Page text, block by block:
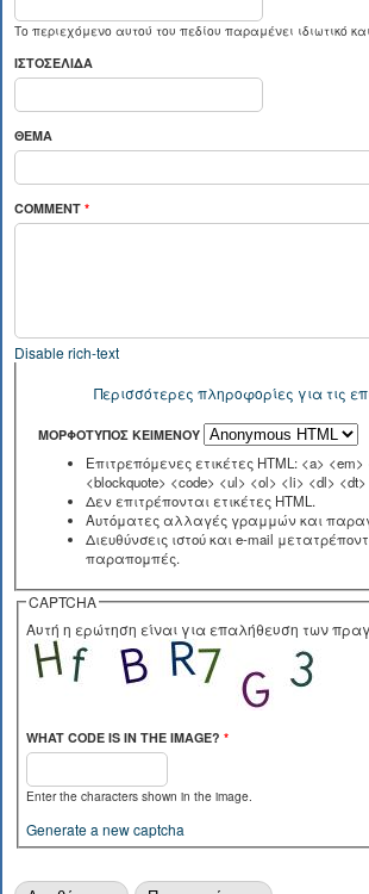
Το περιεχόμενο αυτού του πεδίου παραμένει ιδιωτικό
ΙΣΤΟΣΕΛΊΔΑ
ΘΈΜΑ
COMMENT *
Disable rich-text
Περισσότερες πληροφορίες για τις
ΜΟΡΦΌΤΥΠΟΣ ΚΕΙΜΈΝΟΥ
Επιτρεπόμενες ετικέτες HTML: <a> <em>
<blockquote> <code> <ul> <ol> <li> <dl> <dt>
Δεν επιτρέπονται ετικέτες HTML.
Αυτόματες αλλαγές γραμμών και
Διευθύνσεις ιστού και e-mail
παραπομπές.
CAPTCHA
Αυτή η ερώτηση είναι για επαλήθευση των
WHAT CODE IS IN THE IMAGE? *
Enter the characters shown in the image.
Generate a new captcha